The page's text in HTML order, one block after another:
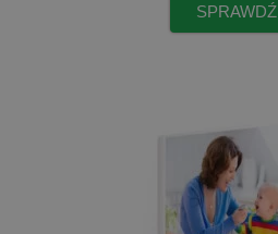
SPRAWDŹ